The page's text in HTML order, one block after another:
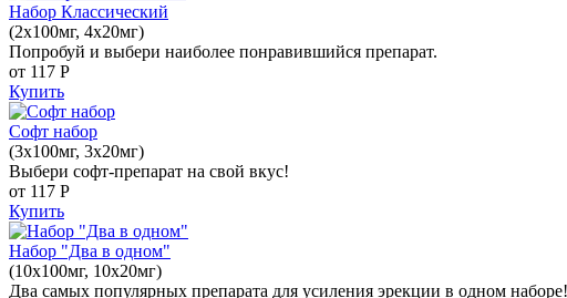
Набор Классический
(2x100мг, 4x20мг)
Попробуй и выбери наиболее понравившийся препарат.
от 117 Р
Купить
Софт набор
(3x100мг, 3x20мг)
Выбери софт-препарат на свой вкус!
от 117 Р
Купить
Набор "Два в одном"
(10x100мг, 10x20мг)
Два самых популярных препарата для усиления эрекции в одном наборе!